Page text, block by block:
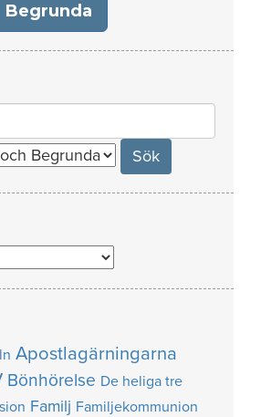
Begrunda
Apostlagärningarna
Bönhörelse De heliga tre
Familj Familjekommunion